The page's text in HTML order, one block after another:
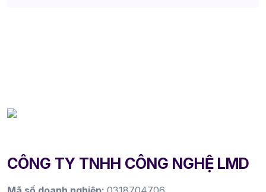
CÔNG TY TNHH CÔNG NGHỆ LMD